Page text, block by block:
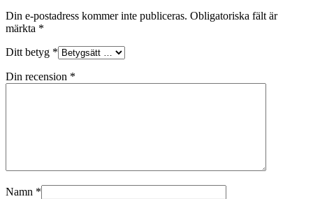
Din e-postadress kommer inte publiceras. Obligatoriska fält är
märkta *
Ditt betyg *
Din recension *
Namn *